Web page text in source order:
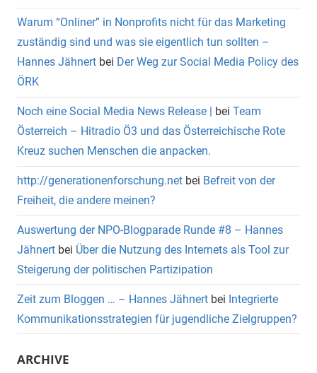
Warum “Onliner” in Nonprofits nicht für das Marketing
zuständig sind und was sie eigentlich tun sollten –
Hannes Jähnert bei Der Weg zur Social Media Policy des
ÖRK
Noch eine Social Media News Release | bei Team
Österreich – Hitradio Ö3 und das Österreichische Rote
Kreuz suchen Menschen die anpacken.
http://generationenforschung.net bei Befreit von der
Freiheit, die andere meinen?
Auswertung der NPO-Blogparade Runde #8 – Hannes
Jähnert bei Über die Nutzung des Internets als Tool zur
Steigerung der politischen Partizipation
Zeit zum Bloggen … – Hannes Jähnert bei Integrierte
Kommunikationsstrategien für jugendliche Zielgruppen?
ARCHIVE